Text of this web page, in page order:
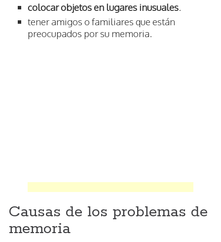
colocar objetos en lugares inusuales.
tener amigos o familiares que están
preocupados por su memoria.
Causas de los problemas de
memoria